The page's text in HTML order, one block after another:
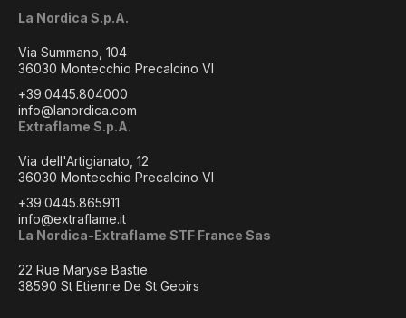
La Nordica S.p.A.
Via Summano, 104
36030 Montecchio Precalcino VI
+39.0445.804000
info@lanordica.com
Extraflame S.p.A.
Via dell'Artigianato, 12
36030 Montecchio Precalcino VI
+39.0445.865911
info@extraflame.it
La Nordica-Extraflame STF France Sas
22 Rue Maryse Bastie
38590 St Etienne De St Geoirs